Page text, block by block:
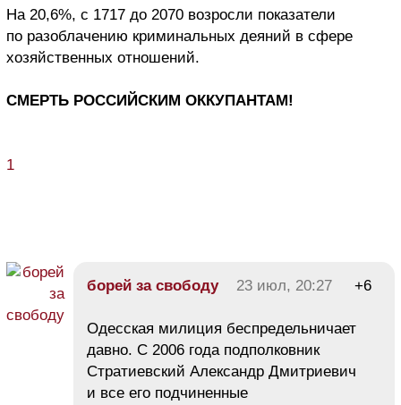
На 20,6%, с 1717 до 2070 возросли показатели
по разоблачению криминальных деяний в сфере
хозяйственных отношений.
СМЕРТЬ РОССИЙСКИМ ОККУПАНТАМ!
1
борей за свободу 23 июл, 20:27 +6
Одесская милиция беспредельничает
давно. С 2006 года подполковник
Стратиевский Александр Дмитриевич
и все его подчиненные